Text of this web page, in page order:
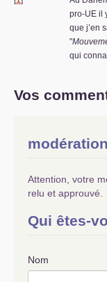
pro-UE il
que j’en
"
qui
Vos
Attention, votre
relu et approuvé.
Qui êtes-
Nom